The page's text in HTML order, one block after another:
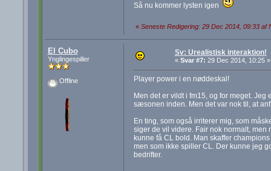
Så nu kommer lysten igen
« Seneste Redigering: 29 Dec 2014, 09:33 af
El Cubo
Ynglingespiller
Offline
Sv: Urealistisk interaktion!
« Svar #7: 29 Dec 2014, 10:25 »
Player power i en nøddeskal!
Men det er vildt i fm15, og for meget.
sæsonen inden. Men det var nok til, at
En ting, som også irriterer mig, som
siger de vil videre. Fair nok normalt, men
kunne få CL bold. Man skaffer
men som ikke spiller CL. Der kunne jeg
bedrifter.